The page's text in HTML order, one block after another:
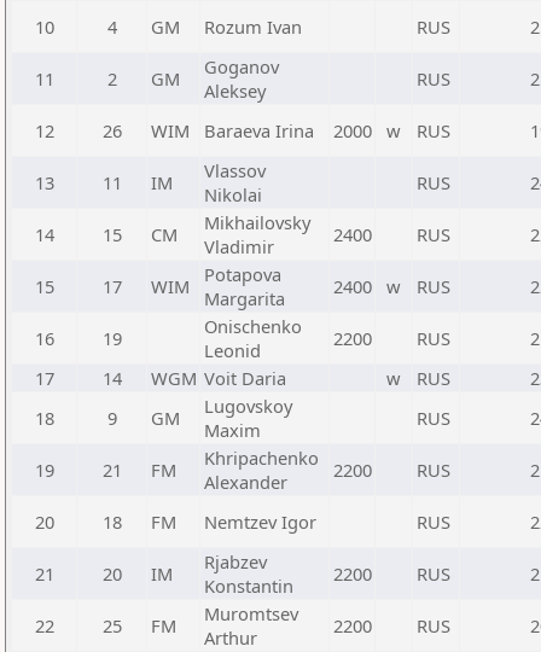
10 4 GM Rozum Ivan RUS
11 2 GM
Goganov
Aleksey
RUS
12 26 WIM Baraeva Irina 2000 w RUS
13 11 IM
Vlassov
Nikolai
RUS
14 15 CM
Mikhailovsky
Vladimir
2400 RUS
15 17 WIM
Potapova
Margarita
2400 w RUS
16 19
Onischenko
Leonid
2200 RUS
17
14 WGM Voit Daria w RUS
18
9 GM
Lugovskoy
Maxim
RUS
19 21 FM
Khripachenko
Alexander
2200 RUS
20 18 FM Nemtzev Igor RUS
21 20 IM
Rjabzev
Konstantin
2200 RUS
22 25 FM
Muromtsev
Arthur
2200 RUS